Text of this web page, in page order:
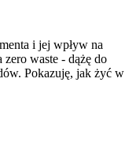
i jej wpływ na
waste - dążę do
Pokazuję, jak żyć w